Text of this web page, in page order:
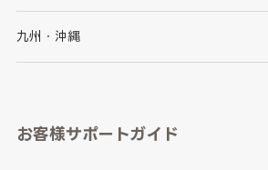
山梨県
愛知県
京都府
和歌山県
鳥取県
山口県
九州・沖縄
長崎県
お客様サポートガイド